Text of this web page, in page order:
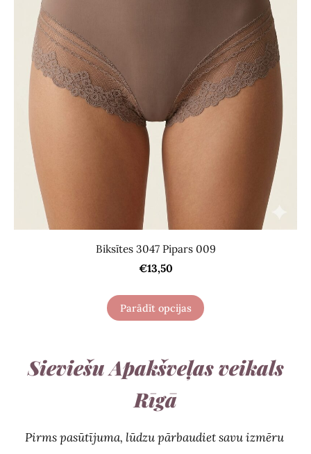
Sieviešu Apakšveļas veikals
Rīgā
Pirms pasūtījuma, lūdzu pārbaudiet savu izmēru
Biksītes 3047 Pipars 009
€13,50
Parādīt opcijas